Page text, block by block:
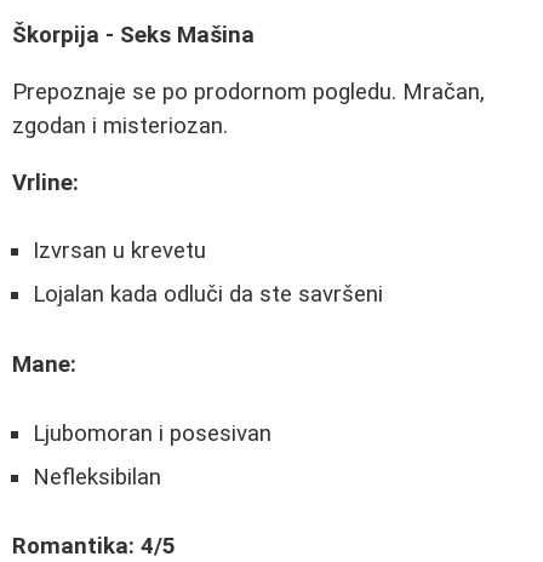
Škorpija - Seks Mašina
Prepoznaje se po prodornom pogledu. Mračan,
zgodan i misteriozan.
Vrline:
Izvrsan u krevetu
Lojalan kada odluči da ste savršeni
Mane:
Ljubomoran i posesivan
Nefleksibilan
Romantika: 4/5